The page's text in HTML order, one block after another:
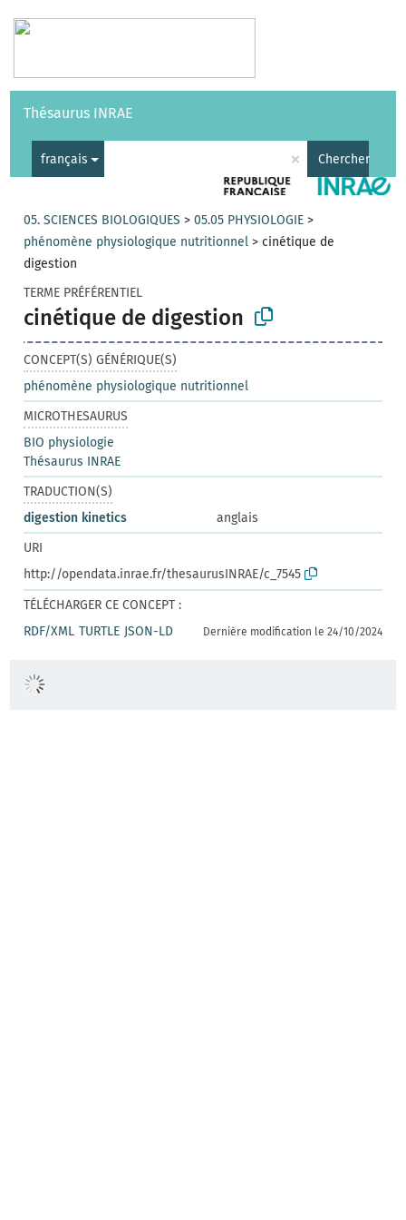
Vocabulaires API
Thésaurus INRAE
français × Chercher
05. SCIENCES BIOLOGIQUES >05.05 PHYSIOLOGIE >
phénomène physiologique nutritionnel >cinétique de
digestion
TERME PRÉFÉRENTIEL
cinétique de digestion
CONCEPT(S) GÉNÉRIQUE(S)
phénomène physiologique nutritionnel
MICROTHESAURUS
BIO physiologie
Thésaurus INRAE
TRADUCTION(S)
digestion kinetics
anglais
URI
http://opendata.inrae.fr/thesaurusINRAE/c_7545
TÉLÉCHARGER CE CONCEPT :
RDF/XML TURTLE JSON-LD Dernière modification le 24/10/2024